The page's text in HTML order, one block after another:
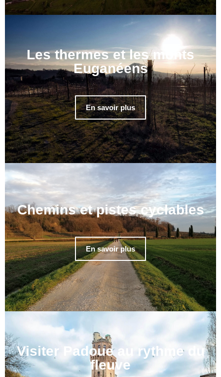
Les thermes et les monts
Euganéens
En savoir plus
Chemins et pistes cyclables
En savoir plus
Visiter Padoue au rythme du
fleuve